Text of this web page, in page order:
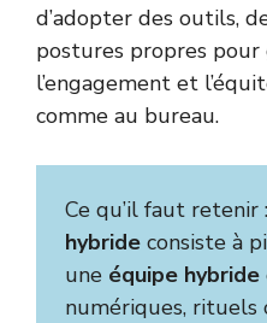
d’adopter des outils,
postures propres
l’engagement et
comme au bureau.
Ce qu’il faut retenir
hybride consiste à
une équipe hybride
numériques,